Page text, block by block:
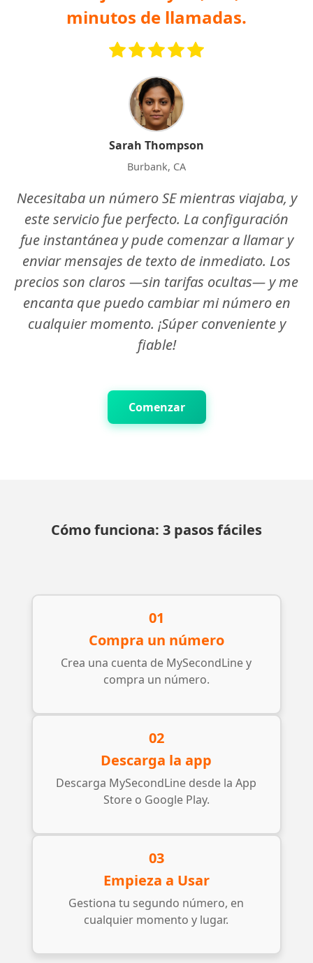
minutos de llamadas.
Sarah Thompson
Burbank, CA
Necesitaba un número SE mientras viajaba, y
este servicio fue perfecto. La configuración
fue instantánea y pude comenzar a llamar y
enviar mensajes de texto de inmediato. Los
precios son claros —sin tarifas ocultas— y me
encanta que puedo cambiar mi número en
cualquier momento. ¡Súper conveniente y
fiable!
Comenzar
Cómo funciona: 3 pasos fáciles
01
Compra un número
Crea una cuenta de MySecondLine y
compra un número.
02
Descarga la app
Descarga MySecondLine desde la App
Store o Google Play.
03
Empieza a Usar
Gestiona tu segundo número, en
cualquier momento y lugar.